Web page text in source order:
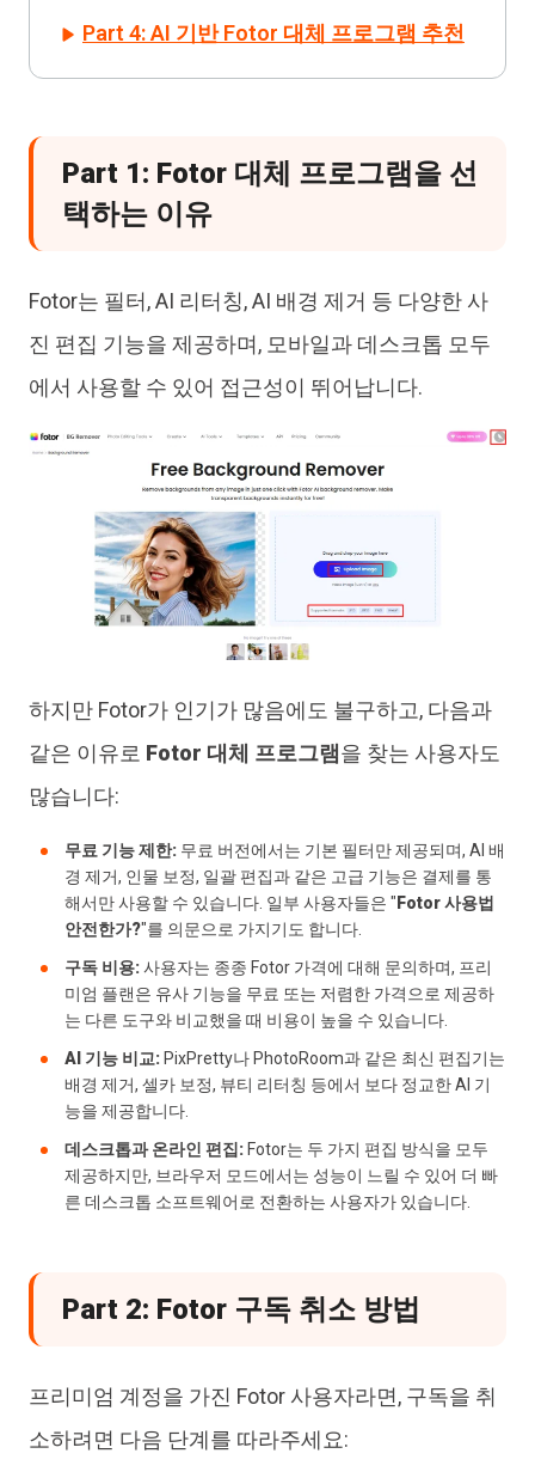
Part 4: AI 기반 Fotor 대체 프로그램 추천
Part 1: Fotor 대체 프로그램을 선
택하는 이유
Fotor는 필터, AI 리터칭, AI 배경 제거 등 다양한 사
진 편집 기능을 제공하며, 모바일과 데스크톱 모두
에서 사용할 수 있어 접근성이 뛰어납니다.
하지만 Fotor가 인기가 많음에도 불구하고, 다음과
같은 이유로 Fotor 대체 프로그램을 찾는 사용자도
많습니다:
무료 기능 제한: 무료 버전에서는 기본 필터만 제공되며, AI 배
경 제거, 인물 보정, 일괄 편집과 같은 고급 기능은 결제를 통
해서만 사용할 수 있습니다. 일부 사용자들은 "Fotor 사용법
안전한가?"를 의문으로 가지기도 합니다.
구독 비용:사용자는 종종 Fotor 가격에 대해 문의하며, 프리
미엄 플랜은 유사 기능을 무료 또는 저렴한 가격으로 제공하
는 다른 도구와 비교했을 때 비용이 높을 수 있습니다.
AI 기능 비교:PixPretty나 PhotoRoom과 같은 최신 편집기는
배경 제거, 셀카 보정, 뷰티 리터칭 등에서 보다 정교한 AI 기
능을 제공합니다.
데스크톱과 온라인 편집:Fotor는 두 가지 편집 방식을 모두
제공하지만, 브라우저 모드에서는 성능이 느릴 수 있어 더 빠
른 데스크톱 소프트웨어로 전환하는 사용자가 있습니다.
Part 2: Fotor 구독 취소 방법
프리미엄 계정을 가진 Fotor 사용자라면, 구독을 취
소하려면 다음 단계를 따라주세요: